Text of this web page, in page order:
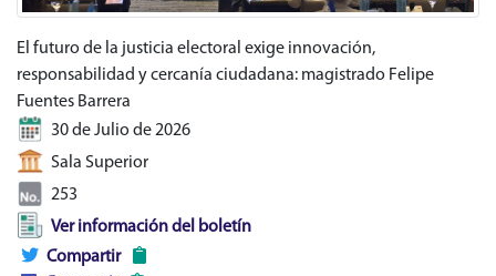
El futuro de la justicia electoral exige innovación,
responsabilidad y cercanía ciudadana: magistrado Felipe
Fuentes Barrera
30 de Julio de 2026
Sala Superior
253
Ver información del boletín
Compartir